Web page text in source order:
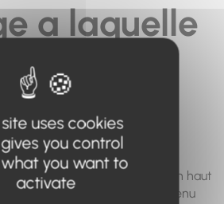
a laquelle
à
n'existe
ou plus.
le moteur de recherche en haut
le menu pour trouver le contenu
uses cookies
you control
you want to
activate